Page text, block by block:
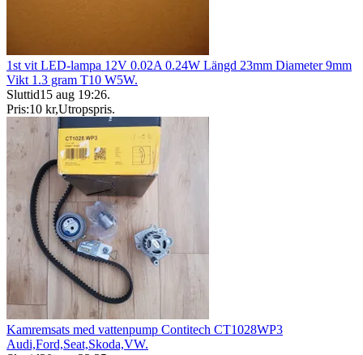
1st vit LED-lampa 12V 0.02A 0.24W Längd 23mm Diameter 9mm
Vikt 1.3 gram T10 W5W.
Sluttid15 aug 19:26.
Pris:10 kr,Utropspris.
Kamremsats med vattenpump Contitech CT1028WP3
Audi,Ford,Seat,Skoda,VW.